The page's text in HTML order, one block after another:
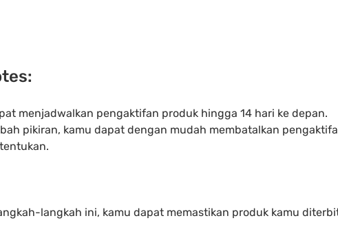
menjadwalkan pengaktifan produk hingga 14 hari ke depan.
pikiran, kamu dapat dengan mudah membatalkan
langkah ini, kamu dapat memastikan produk kamu